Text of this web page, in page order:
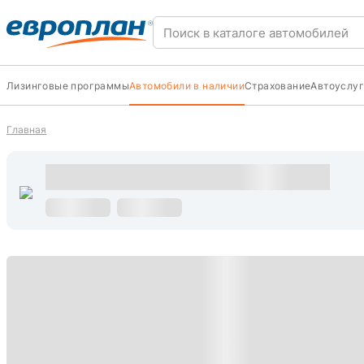
Лизинговые программыАвтомобили в наличииСтрахование
Главная